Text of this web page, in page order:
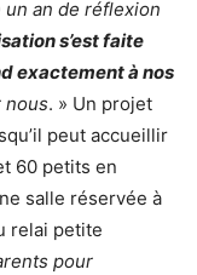
an de réflexion
s’est faite
exactement à nos
nous. » Un projet
peut accueillir
60 petits en
salle réservée à
relai petite
pour